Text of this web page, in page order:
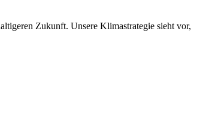
Zukunft. Unsere Klimastrategie sieht vor,